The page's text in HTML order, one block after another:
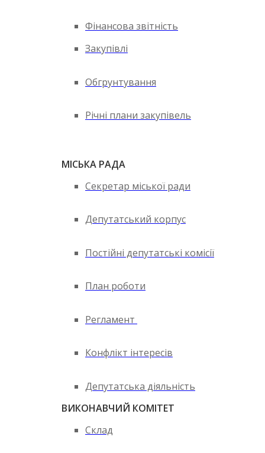
Фінансова звітність
Закупівлі
Обгрунтування
Річні плани закупівель
МІСЬКА РАДА
Секретар міської ради
Депутатський корпус
Постійні депутатські комісії
План роботи
Регламент
Конфлікт інтересів
Депутатська діяльність
ВИКОНАВЧИЙ КОМІТЕТ
Склад